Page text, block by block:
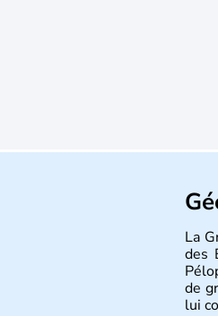
La
des
de
lui